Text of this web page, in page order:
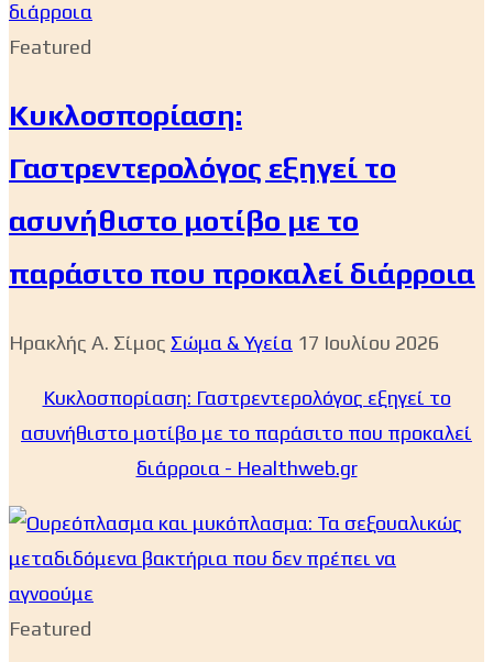
Featured
Κυκλοσπορίαση:
Γαστρεντερολόγος εξηγεί το
ασυνήθιστο μοτίβο με το
παράσιτο που προκαλεί διάρροια
Ηρακλής Α. Σίμος Σώμα & Υγεία 17 Ιουλίου 2026
Κυκλοσπορίαση: Γαστρεντερολόγος εξηγεί το
ασυνήθιστο μοτίβο με το παράσιτο που προκαλεί
διάρροια - Healthweb.gr
Featured